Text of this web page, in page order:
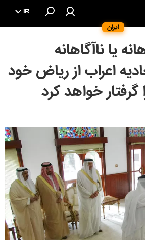
ایران
IR
یا ناآگاهانه
اعراب از ریاض خود
خواهد کرد